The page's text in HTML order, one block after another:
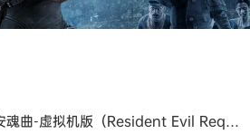
生化危机9：安魂曲-虚拟机版（Resident Evil Requiem HYPERVISOR）免安装中文版